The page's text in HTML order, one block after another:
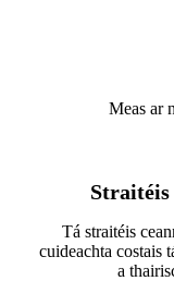
Meas ar
Straitéis
Tá straitéis
cuideachta costais
a